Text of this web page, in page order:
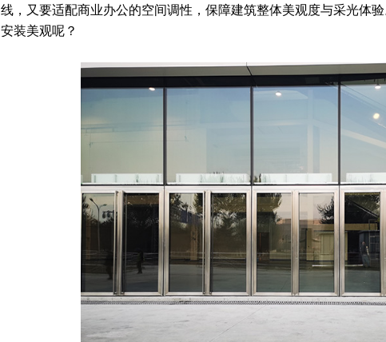
线，又要适配商业办公的空间调性，保障建筑整体美观度与采光体
安装美观呢？